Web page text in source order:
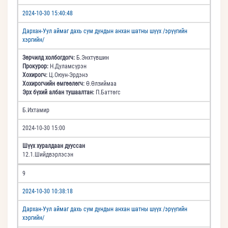
2024-10-30 15:40:48
Дархан-Уул аймаг дахь сум дундын анхан шатны шүүх /эрүүгийн
хэргийн/
Зөрчилд холбогдогч: Б.Энхтүвшин
Прокурор: Н.Дуламсүрэн
Хохирогч: Ц.Оюун-Эрдэнэ
Хохирогчийн өмгөөлөгч: Ө.Өлзиймаа
Эрх бүхий албан тушаалтан: П.Баттөгс
Б.Ихтамир
2024-10-30 15:00
Шүүх хуралдаан дууссан
12.1.Шийдвэрлэсэн
9
2024-10-30 10:38:18
Дархан-Уул аймаг дахь сум дундын анхан шатны шүүх /эрүүгийн
хэргийн/